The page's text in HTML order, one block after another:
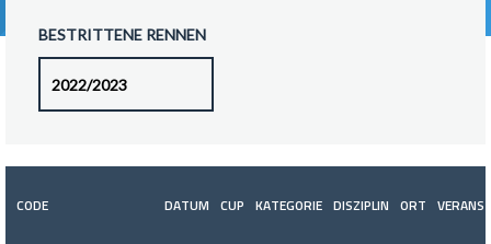
BESTRITTENE RENNEN
CODE DATUM CUP KATEGORIE DISZIPLIN ORT